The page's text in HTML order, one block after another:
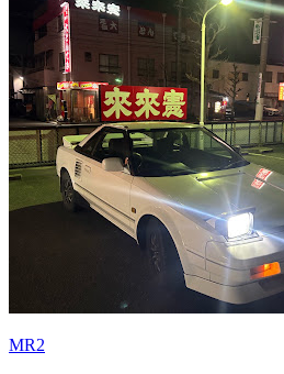
MR2